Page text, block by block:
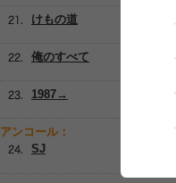
けもの道
俺のすべて
1987→
アンコール：
SJ